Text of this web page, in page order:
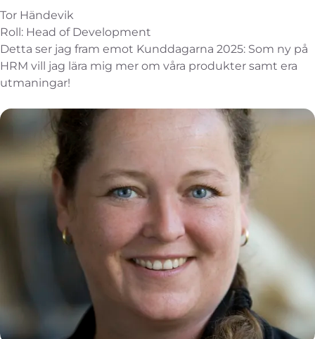
Tor Händevik
Roll: Head of Development
Detta ser jag fram emot Kunddagarna 2025: Som ny på
HRM vill jag lära mig mer om våra produkter samt era
utmaningar!